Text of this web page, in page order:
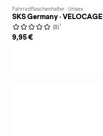
Fahrradflaschenhalter · Unisex
SKS Germany · VELOCAGE
(0) 1
9,95 €